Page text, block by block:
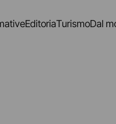
EditoriaTurismoDal